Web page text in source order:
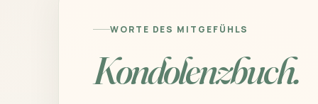
WORTE DES MITGEFÜHLS
Kondolenzbuch.